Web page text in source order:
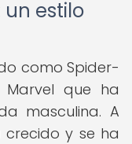
un estilo
como Spider-
que ha
masculina. A
y se ha